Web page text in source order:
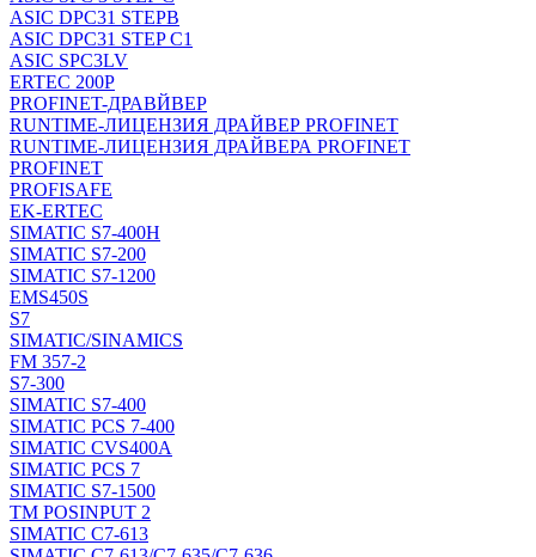
ASIC DPC31 STEPB
ASIC DPC31 STEP C1
ASIC SPC3LV
ERTEC 200P
PROFINET-ДРАВЙВЕР
RUNTIME-ЛИЦЕНЗИЯ ДРАЙВЕР PROFINET
RUNTIME-ЛИЦЕНЗИЯ ДРАЙВЕРА PROFINET
PROFINET
PROFISAFE
EK-ERTEC
SIMATIC S7-400H
SIMATIC S7-200
SIMATIC S7-1200
EMS450S
S7
SIMATIC/SINAMICS
FM 357-2
S7-300
SIMATIC S7-400
SIMATIC PCS 7-400
SIMATIC CVS400A
SIMATIC PCS 7
SIMATIC S7-1500
TM POSINPUT 2
SIMATIC C7-613